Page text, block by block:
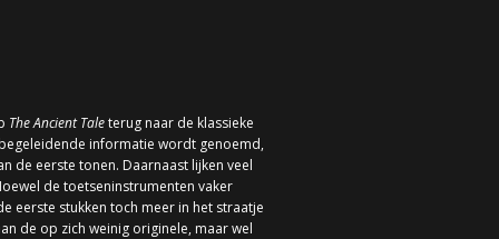
The Ancient Taleterug naar de klassieke
informatie wordt genoemd,
de eerste tonen. Daarnaast lijken veel
de toetseninstrumenten vaker
eerste stukken toch meer in het straatje
de op zich weinig originele, maar wel